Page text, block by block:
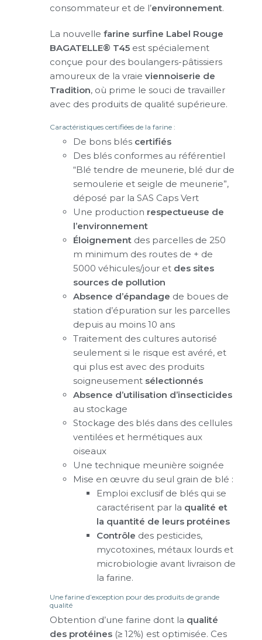
consommateur et de l’environnement.
La nouvelle farine surfine Label Rouge
BAGATELLE® T45 est spécialement
conçue pour des boulangers-pâtissiers
amoureux de la vraie viennoiserie de
Tradition, où prime le souci de travailler
avec des produits de qualité supérieure.
Caractéristiques certifiées de la farine :
De bons blés certifiés
Des blés conformes au référentiel
“Blé tendre de meunerie, blé dur de
semoulerie et seigle de meunerie”,
déposé par la SAS Caps Vert
Une production respectueuse de
l’environnement
Éloignement des parcelles de 250
m minimum des routes de + de
5000 véhicules/jour et des sites
sources de pollution
Absence d’épandage de boues de
station d’épuration sur les parcelles
depuis au moins 10 ans
Traitement des cultures autorisé
seulement si le risque est avéré, et
qui plus est avec des produits
soigneusement sélectionnés
Absence d’utilisation d’insecticides
au stockage
Stockage des blés dans des cellules
ventilées et hermétiques aux
oiseaux
Une technique meunière soignée
Mise en œuvre du seul grain de blé :
Emploi exclusif de blés qui se
caractérisent par la qualité et
la quantité de leurs protéines
Contrôle des pesticides,
mycotoxines, métaux lourds et
microbiologie avant livraison de
la farine.
Une farine d’exception pour des produits de grande
qualité
Obtention d’une farine dont la qualité
des protéines (≥ 12%) est optimisée. Ces